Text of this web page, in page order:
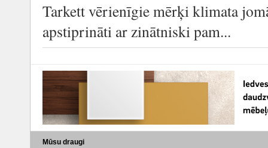
Tarkett vērienīgie mērķi klimata
apstiprināti ar zinātniski pam...
Mūsu draugi